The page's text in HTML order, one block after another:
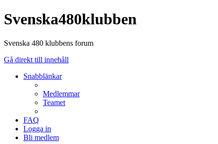
Svenska480klubben
Svenska 480 klubbens forum
Gå direkt till innehåll
Snabblänkar
Medlemmar
Teamet
FAQ
Logga in
Bli medlem